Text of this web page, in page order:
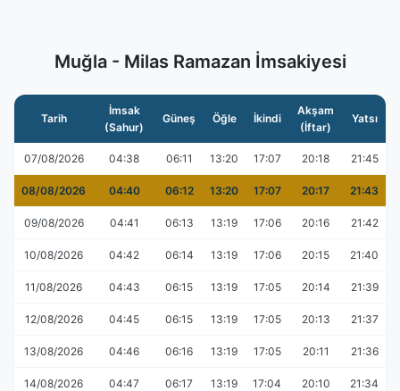
Muğla - Milas Ramazan İmsakiyesi
Tarih
İmsak
(Sahur)
Güneş Öğle İkindi
Akşam
(İftar)
Yatsı
07/08/2026 04:38 06:11 13:20 17:07 20:18 21:45
08/08/2026 04:40 06:12 13:20 17:07 20:17 21:43
09/08/2026 04:41 06:13 13:19 17:06 20:16 21:42
10/08/2026 04:42 06:14 13:19 17:06 20:15 21:40
11/08/2026 04:43 06:15 13:19 17:05 20:14 21:39
12/08/2026 04:45 06:15 13:19 17:05 20:13 21:37
13/08/2026 04:46 06:16 13:19 17:05 20:11 21:36
14/08/2026 04:47 06:17 13:19 17:04 20:10 21:34